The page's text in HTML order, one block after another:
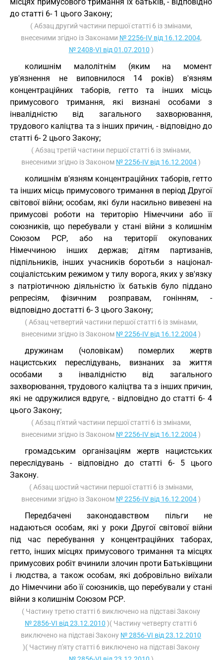
до статті 6- 1 цього Закону;
( Абзац другий частини першої статті 6 із змінами,
внесеними згідно із Законами № 2256-IV від 16.12.2004,
№ 2408-VI від 01.07.2010 )
колишнім малолітнім (яким на момент
ув'язнення не виповнилося 14 років) в'язням
концентраційних таборів, гетто та інших місць
примусового тримання, які визнані особами з
інвалідністю від загального захворювання,
трудового каліцтва та з інших причин, - відповідно до
статті 6- 2 цього Закону;
( Абзац третій частини першої статті 6 із змінами,
внесеними згідно із Законом № 2256-IV від 16.12.2004)
колишнім в'язням концентраційних таборів, гетто
та інших місць примусового тримання в період Другої
світової війни; особам, які були насильно вивезені на
примусові роботи на територію Німеччини або її
союзників, що перебували у стані війни з колишнім
Союзом РСР, або на території окупованих
Німеччиною інших держав; дітям партизанів,
підпільників, інших учасників боротьби з націонал-
соціалістським режимом у тилу ворога, яких у зв'язку
з патріотичною діяльністю їх батьків було піддано
репресіям, фізичним розправам, гонінням, -
відповідно достатті 6- 3 цього Закону;
( Абзац четвертий частини першої статті 6 із змінами,
внесеними згідно із Законом № 2256-IV від 16.12.2004)
дружинам (чоловікам) померлих жертв
нацистських переслідувань, визнаних за життя
особами з інвалідністю від загального
захворювання, трудового каліцтва та з інших причин,
які не одружилися вдруге, - відповідно до статті 6- 4
цього Закону;
( Абзац п'ятий частини першої статті 6 із змінами,
внесеними згідно із Законом № 2256-IV від 16.12.2004)
громадським організаціям жертв нацистських
переслідувань - відповідно до статті 6- 5 цього
Закону.
( Абзац шостий частини першої статті 6 із змінами,
внесеними згідно із Законом № 2256-IV від 16.12.2004)
Передбачені законодавством пільги не
надаються особам, які у роки Другої світової війни
під час перебування у концентраційних таборах,
гетто, інших місцях примусового тримання та місцях
примусових робіт вчинили злочин проти Батьківщини
і людства, а також особам, які добровільно виїхали
до Німеччини або її союзників, що перебували у стані
війни з колишнім Союзом РСР.
( Частину третю статті 6 виключено на підставі Закону
№ 2856-VI від 23.12.2010 )( Частину четверту статті 6
виключено на підставі Закону № 2856-VI від 23.12.2010
)( Частину п'яту статті 6 виключено на підставі Закону